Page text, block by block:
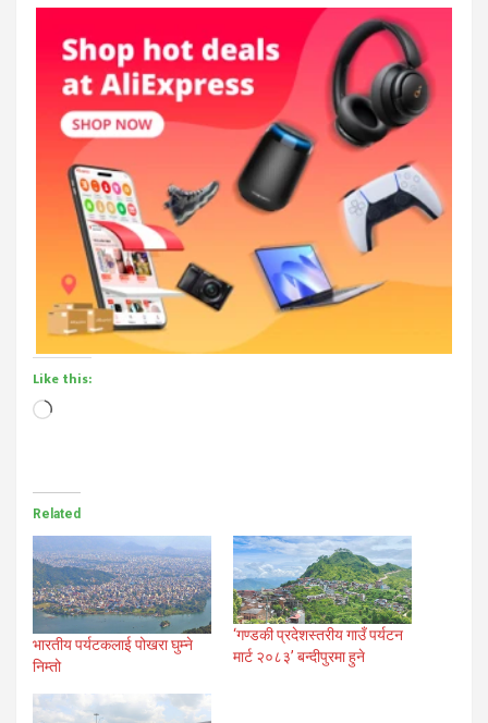
Like this:
Loading…
Related
भारतीय पर्यटकलाई पोखरा घुम्ने
निम्तो
‘गण्डकी प्रदेशस्तरीय गाउँ पर्यटन
मार्ट २०८३’ बन्दीपुरमा हुने